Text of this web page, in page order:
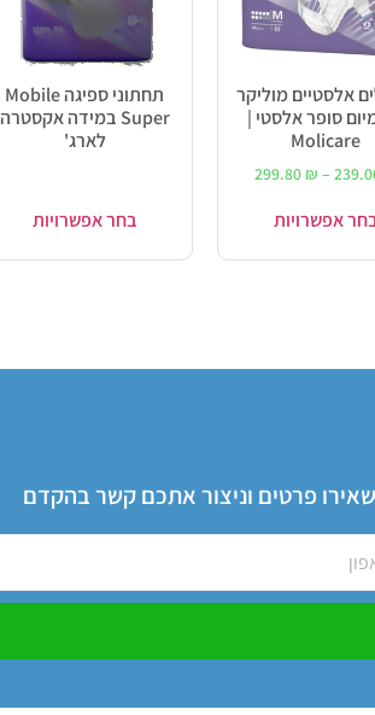
אלסטיים מוליקר
סופר אלסטי |
Molicare
–
299.80 ₪
אפשרויות
תחתוני ספיגה Mobile
Super במידה אקסטרה
לארג'
בחר אפשרויות
פרטים וניצור אתכם קשר בהקדם